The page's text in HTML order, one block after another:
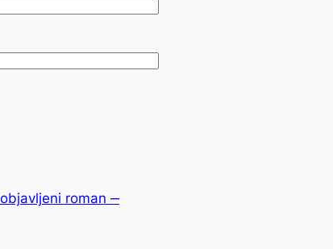
roman ‒